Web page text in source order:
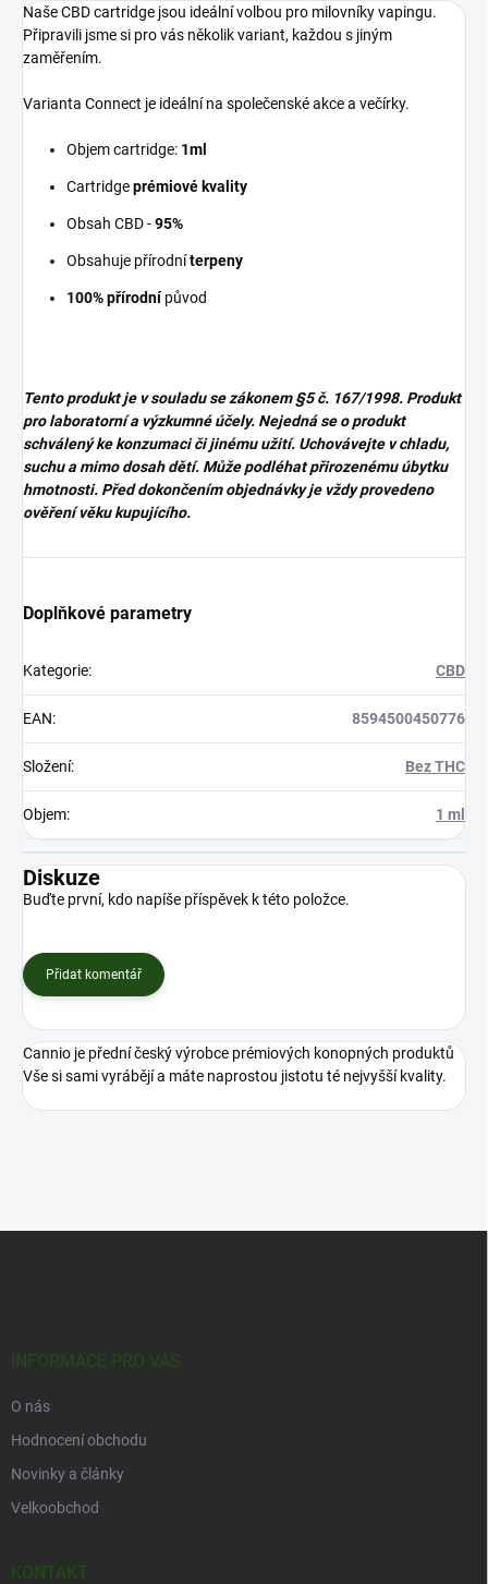
Naše CBD cartridge jsou ideální volbou pro milovníky vapingu.
Připravili jsme si pro vás několik variant, každou s jiným
zaměřením.
Varianta Connect je ideální na společenské akce a večírky.
Objem cartridge: 1ml
Cartridgeprémiové kvality
Obsah CBD -95%
Obsahuje přírodníterpeny
100% přírodnípůvod
Tento produkt je v souladu se zákonem§5 č. 167/1998. Produkt
pro laboratorní a výzkumné účely. Nejedná se o produkt
schválený ke konzumaci či jinému užití. Uchovávejte v chladu,
suchu a mimo dosah dětí. Může podléhat přirozenému úbytku
hmotnosti. Před dokončením objednávky je vždy provedeno
ověření věku kupujícího.
Doplňkové parametry
Kategorie: CBD
EAN: 8594500450776
Složení: Bez THC
Objem: 1 ml
Diskuze
Buďte první, kdo napíše příspěvek k této položce.
Přidat komentář
Cannio je přední český výrobce prémiových konopných produktů
Vše si sami vyrábějí a máte naprostou jistotu té nejvyšší kvality.
INFORMACE PRO VÁS
O nás
Hodnocení obchodu
Novinky a články
Velkoobchod
KONTAKT